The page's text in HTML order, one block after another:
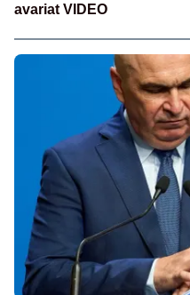
avariat VIDEO